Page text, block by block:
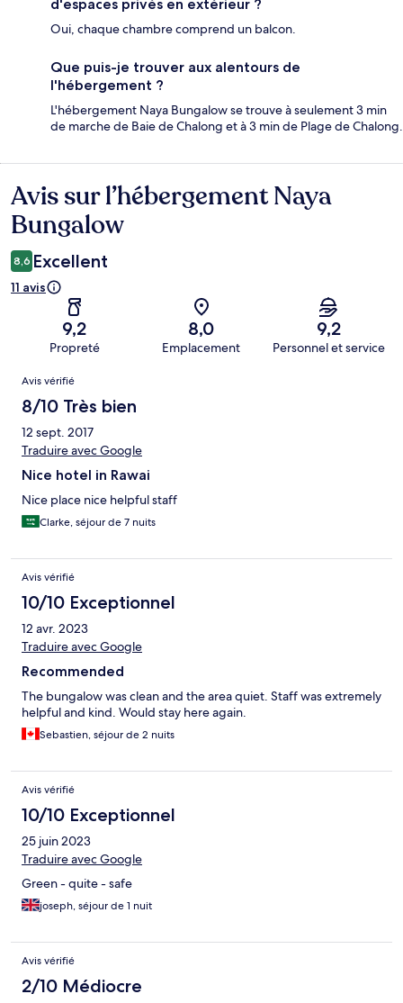
d'espaces privés en extérieur ?
Oui, chaque chambre comprend un balcon.
Que puis-je trouver aux alentours de
l'hébergement ?
L'hébergement Naya Bungalow se trouve à seulement 3 min
de marche de Baie de Chalong et à 3 min de Plage de Chalong.
Avis
Avis sur l’hébergement Naya
Bungalow
8,6 Excellent
11 avis
9,2
Propreté
8,0
Emplacement
9,2
Personnel et service
Avis
Avis vérifié
8/10 Très bien
12 sept. 2017
Traduire avec Google
Nice hotel in Rawai
Nice place nice helpful staff
Clarke, séjour de 7 nuits
Avis vérifié
10/10 Exceptionnel
12 avr. 2023
Traduire avec Google
Recommended
The bungalow was clean and the area quiet. Staff was extremely
helpful and kind. Would stay here again.
Sebastien, séjour de 2 nuits
Avis vérifié
10/10 Exceptionnel
25 juin 2023
Traduire avec Google
Green - quite - safe
joseph, séjour de 1 nuit
Avis vérifié
2/10 Médiocre